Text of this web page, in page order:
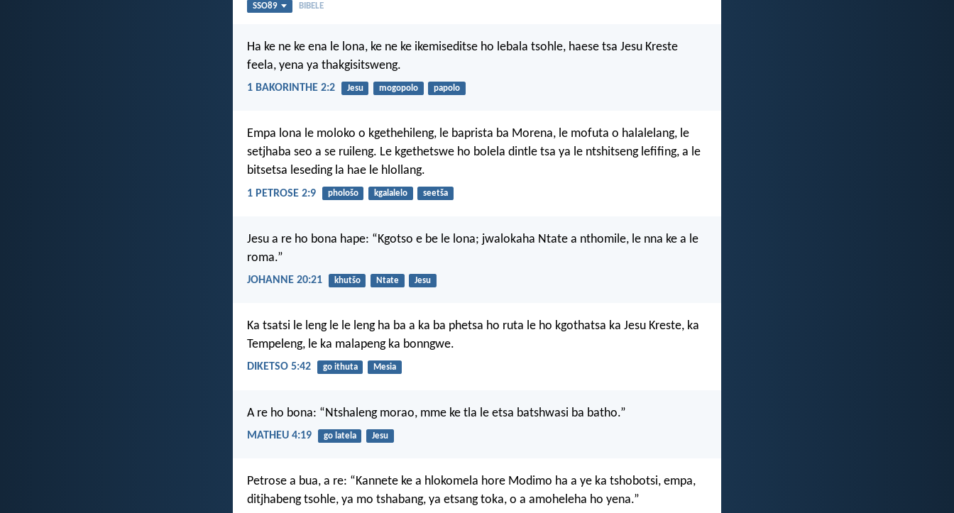
SSO89 BIBELE
Ha ke ne ke ena le lona, ke ne ke ikemiseditse ho lebala tsohle, haese tsa Jesu Kreste
feela, yena ya thakgisitsweng.
1 BAKORINTHE 2:2 Jesu mogopolo papolo
Empa lona le moloko o kgethehileng, le baprista ba Morena, le mofuta o halalelang, le
setjhaba seo a se ruileng. Le kgethetswe ho bolela dintle tsa ya le ntshitseng lefifing, a le
bitsetsa leseding la hae le hlollang.
1 PETROSE 2:9 phološo kgalalelo seetša
Jesu a re ho bona hape: “Kgotso e be le lona; jwalokaha Ntate a nthomile, le nna ke a le
roma.”
JOHANNE 20:21 khutšo Ntate Jesu
Ka tsatsi le leng le le leng ha ba a ka ba phetsa ho ruta le ho kgothatsa ka Jesu Kreste, ka
Tempeleng, le ka malapeng ka bonngwe.
DIKETSO 5:42 go ithuta Mesia
A re ho bona: “Ntshaleng morao, mme ke tla le etsa batshwasi ba batho.”
MATHEU 4:19 go latela Jesu
Petrose a bua, a re: “Kannete ke a hlokomela hore Modimo ha a ye ka tshobotsi, empa,
ditjhabeng tsohle, ya mo tshabang, ya etsang toka, o a amoheleha ho yena.”